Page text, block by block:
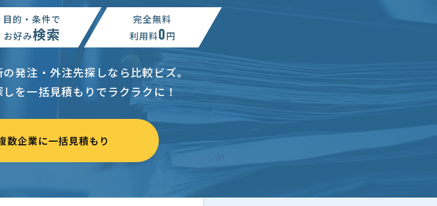
目的・条件で
お好み検索
完全無料
利用料0円
発注・外注先探しなら比較ビズ。
を一括見積もりでラクラクに！
数企業に一括見積もり
問合せ
15万円まで 滋賀県